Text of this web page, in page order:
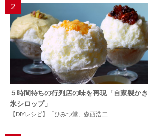
2
５時間待ちの行列店の味を再現「自家製かき
氷シロップ」
【DIYレシピ】「ひみつ堂」森西浩二